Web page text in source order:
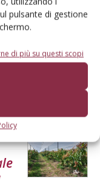
pulsante di gestione
di più su questi scopi
nel bilancio gli
sono buone